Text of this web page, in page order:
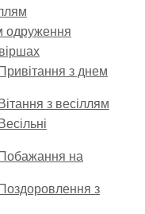
одруження
з днем
з весіллям
на
з